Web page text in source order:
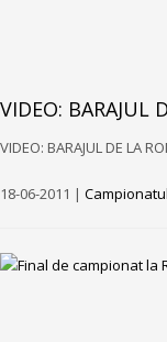
VIDEO: BARAJUL
VIDEO: BARAJUL DE LA
18-06-2011 |